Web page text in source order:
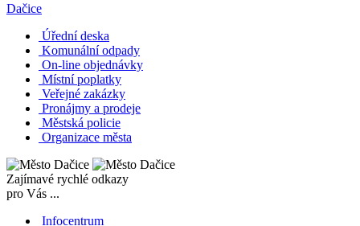
Dačice
Úřední deska
Komunální odpady
On-line objednávky
Místní poplatky
Veřejné zakázky
Pronájmy a prodeje
Městská policie
Organizace města
Zajímavé rychlé odkazy
pro Vás ...
Infocentrum